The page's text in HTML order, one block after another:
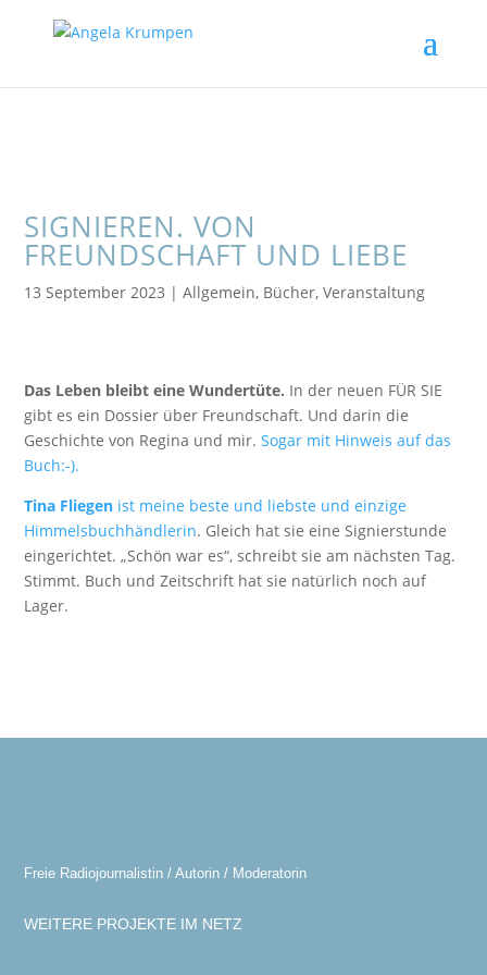
SIGNIEREN. VON
FREUNDSCHAFT UND LIEBE
13 September 2023 |Allgemein, Bücher,Veranstaltung
Das Leben bleibt eine Wundertüte. In der neuen FÜR SIE
gibt es ein Dossier über Freundschaft. Und darin die
Geschichte von Regina und mir.Sogar mit Hinweis auf das
Buch:-).
Tina Fliegen ist meine beste und liebste und einzige
Himmelsbuchhändlerin. Gleich hat sie eine Signierstunde
eingerichtet. „Schön war es“, schreibt sie am nächsten Tag.
Stimmt. Buch und Zeitschrift hat sie natürlich noch auf
Lager.
Freie Radiojournalistin / Autorin / Moderatorin
WEITERE PROJEKTE IM NETZ